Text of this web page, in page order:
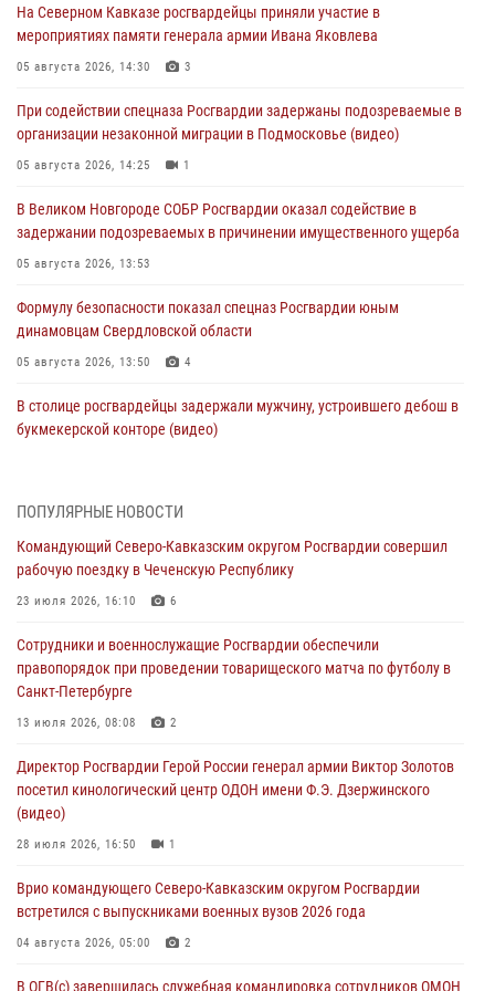
На Северном Кавказе росгвардейцы приняли участие в
мероприятиях памяти генерала армии Ивана Яковлева
05 августа 2026, 14:30 3
При содействии спецназа Росгвардии задержаны подозреваемые в
организации незаконной миграции в Подмосковье (видео)
05 августа 2026, 14:25 1
В Великом Новгороде СОБР Росгвардии оказал содействие в
задержании подозреваемых в причинении имущественного ущерба
05 августа 2026, 13:53
Формулу безопасности показал спецназ Росгвардии юным
динамовцам Свердловской области
05 августа 2026, 13:50 4
В столице росгвардейцы задержали мужчину, устроившего дебош в
букмекерской конторе (видео)
В Удмуртии при силовой поддержке спецназа Росгвардии
оздоровительных услуг (видео)
05 августа 2026, 13:20
посетили мастер-класс по художественной гимнастике
05 августа 2026, 13:00 3
Офицеры Росгвардии и ветераны войск правопорядка почтили
05 августа 2026, 12:40
Росгвардейцы приняли участие в акции «Волна памяти»,
посвящённой 83‑й годовщине освобождения Белгорода от
05 августа 2026, 12:13 1
ПОПУЛЯРНЫЕ НОВОСТИ
Командующий Северо-Кавказским округом Росгвардии совершил
рабочую поездку в Чеченскую Республику
23 июля 2026, 16:10 6
Сотрудники и военнослужащие Росгвардии обеспечили
правопорядок при проведении товарищеского матча по футболу в
Санкт-Петербурге
13 июля 2026, 08:08 2
Директор Росгвардии Герой России генерал армии Виктор Золотов
посетил кинологический центр ОДОН имени Ф.Э. Дзержинского
(видео)
28 июля 2026, 16:50 1
Врио командующего Северо-Кавказским округом Росгвардии
встретился с выпускниками военных вузов 2026 года
04 августа 2026, 05:00 2
В ОГВ(с) завершилась служебная командировка сотрудников ОМОН